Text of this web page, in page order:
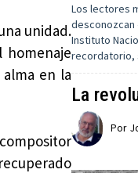
unidad.
homenaje
en la
Los lectores
Instituto
recordatorio,
La
Por